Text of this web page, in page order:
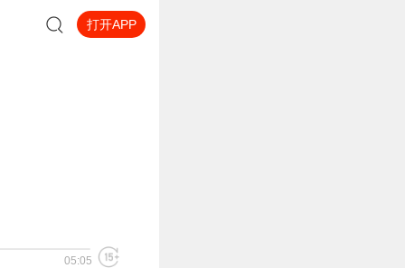
打开APP
05:05